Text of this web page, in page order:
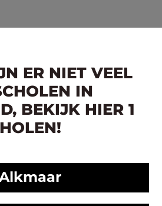
ER NIET VEEL
IN
BEKIJK HIER 1